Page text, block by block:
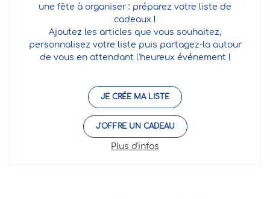
une fête à organiser : préparez votre liste de
cadeaux !
Ajoutez les articles que vous souhaitez,
personnalisez votre liste puis partagez-la autour
de vous en attendant l'heureux événement !
JE CRÉE MA LISTE
J'OFFRE UN CADEAU
Plus d'infos